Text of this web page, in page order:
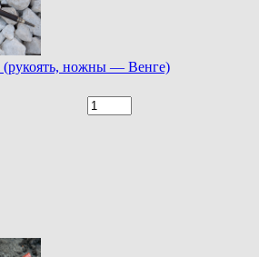
(рукоять, ножны — Венге)